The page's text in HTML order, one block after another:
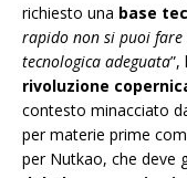
richiesto una base
rapido non si puoi
tecnologica adeguata”,
rivoluzione
contesto minacciato
per materie prime
per Nutkao, che deve